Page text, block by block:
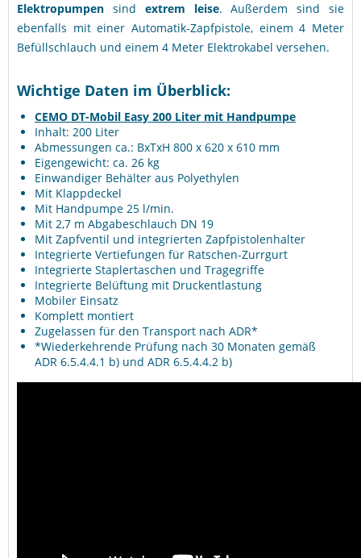
Elektropumpen sind extrem leise. Außerdem sind sie
ebenfalls mit einer Automatik-Zapfpistole, einem 4 Meter
Befüllschlauch und einem 4 Meter Elektrokabel versehen.
Wichtige Daten im Überblick:
CEMO DT-Mobil Easy 200 Liter mit Handpumpe
Inhalt: 200 Liter
Abmessungen ca.: BxTxH 800 x 620 x 610 mm
Eigengewicht: ca. 26 kg
Einwandiger Behälter aus Polyethylen
Mit Klappdeckel
Mit Handpumpe 25 l/min.
Mit 2,7 m Abgabeschlauch DN 19
Mit Zapfventil und integrierten Zapfpistolenhalter
Integrierte Vertiefungen für Ratschen-Zurrgurt
Integrierte Staplertaschen und Tragegriffe
Integrierte Belüftung mit Druckentlastung
Mobiler Einsatz
Komplett montiert
Zugelassen für den Transport nach ADR*
*Wiederkehrende Prüfung nach 30 Monaten gemäß
ADR 6.5.4.4.1 b) und ADR 6.5.4.4.2 b)